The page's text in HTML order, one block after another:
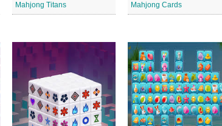
Mahjong Titans Mahjong Cards